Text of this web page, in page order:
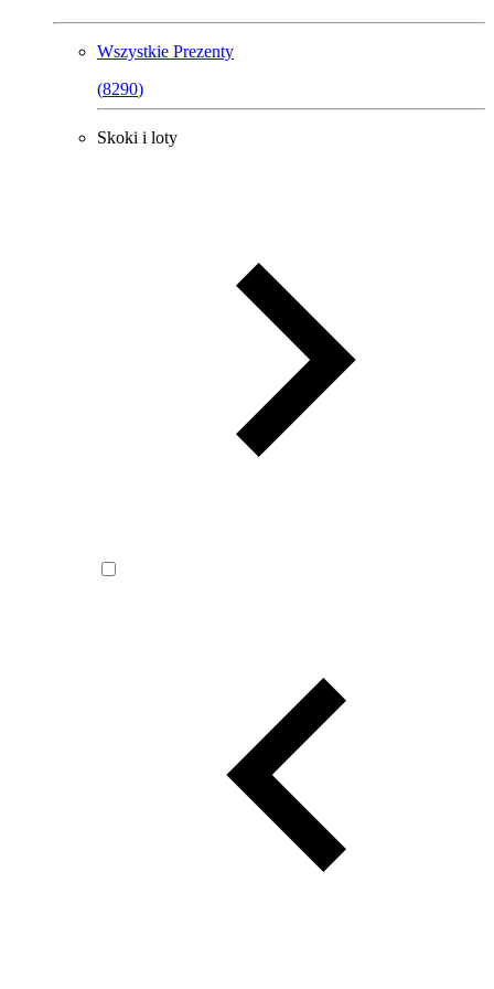
Wszystkie Prezenty
(8290)
Skoki i loty